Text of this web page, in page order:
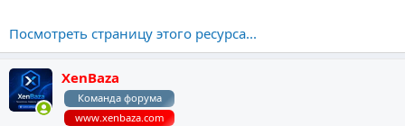
Работает с IP-адресами IPV4 и IPV6
Выберите группы пользователей, которые могут
отображать флаги
Выберите место, где отображаются флаги.
Автоматическое обновление баз данных...
Посмотреть страницу этого ресурса...
XenBaza
Команда форума
www.xenbaza.com